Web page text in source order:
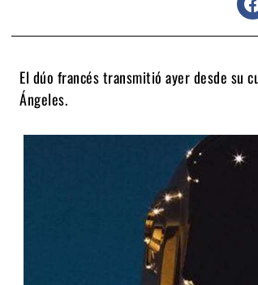
El dúo francés transmitió ayer desde su
Ángeles.